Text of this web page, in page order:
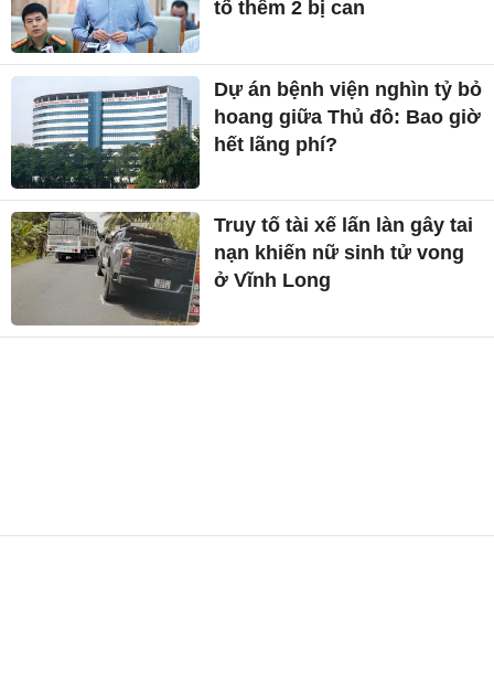
tố thêm 2 bị can
Dự án bệnh viện nghìn tỷ bỏ
hoang giữa Thủ đô: Bao giờ
hết lãng phí?
Truy tố tài xế lấn làn gây tai
nạn khiến nữ sinh tử vong
ở Vĩnh Long